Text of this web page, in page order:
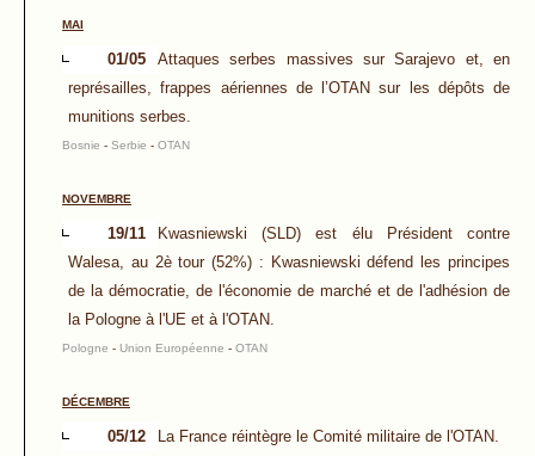
MAI
01/05
Attaques serbes massives sur Sarajevo et, en
représailles, frappes aériennes de l’OTAN sur les dépôts de
munitions serbes.
Bosnie - Serbie - OTAN
NOVEMBRE
19/11
Kwasniewski (SLD) est élu Président contre
Walesa, au 2è tour (52%) : Kwasniewski défend les principes
de la démocratie, de l'économie de marché et de l'adhésion de
la Pologne à l'UE et à l'OTAN.
Pologne - Union Européenne - OTAN
DÉCEMBRE
05/12 La France réintègre le Comité militaire de l'OTAN.